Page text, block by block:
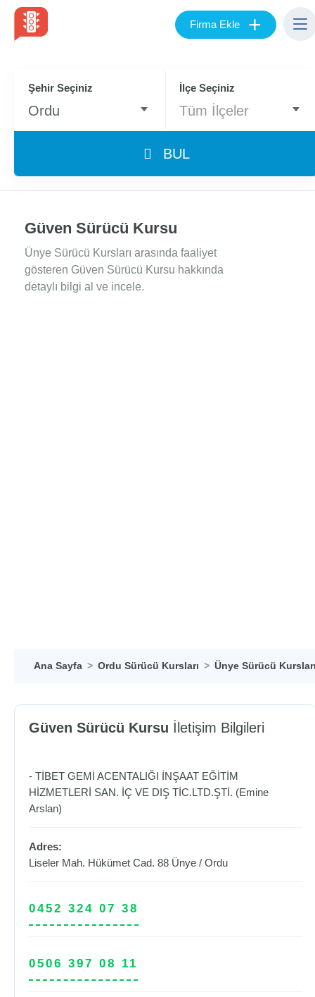
Firma Ekle +
Şehir Seçiniz
Ordu
İlçe Seçiniz
Tüm İlçeler
BUL
Güven Sürücü Kursu
Ünye Sürücü Kursları arasında faaliyet
gösteren Güven Sürücü Kursu hakkında
detaylı bilgi al ve incele.
Ana Sayfa Ordu Sürücü Kursları Ünye Sürücü
Güven Sürücü Kursu İletişim Bilgileri
- TİBET GEMİ ACENTALIĞI İNŞAAT EĞİTİM
HİZMETLERİ SAN. İÇ VE DIŞ TİC.LTD.ŞTİ. (Emine
Arslan)
Adres:
Liseler Mah. Hükümet Cad. 88 Ünye / Ordu
0452 324 07 38
0506 397 08 11